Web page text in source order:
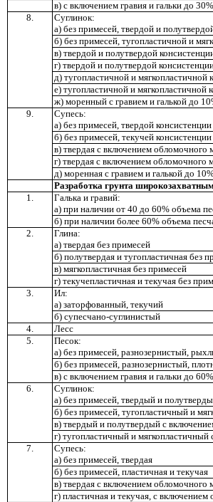
в) с включением гравия и гальки до
8.
Суглинок:
а) без примесей, твердой и
б) без примесей, тугопластичной и
в) твердой и полутвердой
г) твердой и полутвердой
д) тугопластичной и
е) тугопластичной и
ж) моренный с гравием и галькой до
9.
Супесь:
а) без примесей, твердой консистенции
б) без примесей, текучей консистенции
в) твердая с включением обломочного
г) твердая с включением обломочного
д) моренная с гравием и галькой до
Разработка грунта
1.
Галька и гравий:
а) при наличии от 40 до 60% объема
б) при наличии более 60% объема
2.
Глина:
а) твердая без примесей
б) полутвердая и тугопластичная без
в) мягкопластичная без примесей
г) текучепластичная и текучая без
3.
Ил:
а) заторфованный, текучий
б) супесчано-суглинистый
4.
Лесс
5.
Песок:
а) без примесей, разнозернистый,
б) без примесей, разнозернистый,
в) с включением гравия и гальки до
6.
Суглинок:
а) без примесей, твердый и
б) без примесей, тугопластичный и
в) твердый и полутвердый с
г) тугопластичный и
7.
Супесь:
а) без примесей, твердая
б) без примесей, пластичная и текучая
в) твердая с включением обломочного
г) пластичная и текучая, с